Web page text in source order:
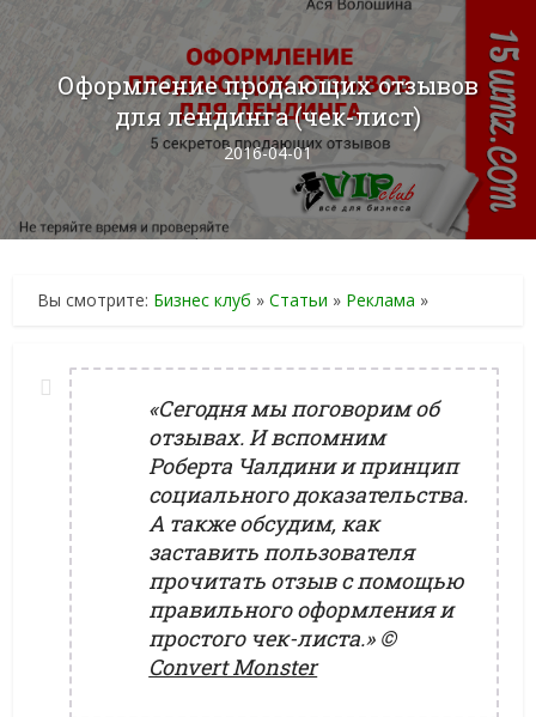
Оформление продающих отзывов
для лендинга (чек-лист)
2016-04-01
Вы смотрите: Бизнес клуб »Статьи » Реклама »
«Сегодня мы поговорим об
отзывах. И вспомним
Роберта Чалдини и принцип
социального доказательства.
А также обсудим, как
заставить пользователя
прочитать отзыв с помощью
правильного оформления и
простого чек-листа.»©
Convert Monster